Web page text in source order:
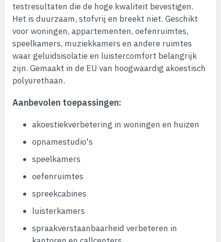
testresultaten die de hoge kwaliteit bevestigen.
Het is duurzaam, stofvrij en breekt niet. Geschikt
voor woningen, appartementen, oefenruimtes,
speelkamers, muziekkamers en andere ruimtes
waar geluidsisolatie en luistercomfort belangrijk
zijn. Gemaakt in de EU van hoogwaardig akoestisch
polyurethaan.
Aanbevolen toepassingen:
akoestiekverbetering in woningen en huizen
opnamestudio's
speelkamers
oefenruimtes
spreekcabines
luisterkamers
spraakverstaanbaarheid verbeteren in